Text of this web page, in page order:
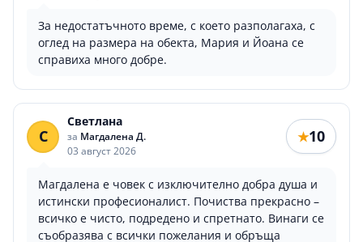
За недостатъчното време, с което разполагаха, с
оглед на размера на обекта, Мария и Йоана се
справиха много добре.
С
Светлана
за Магдалена Д.
03 август 2026
★10
Магдалена е човек с изключително добра душа и
истински професионалист. Почиства прекрасно –
всичко е чисто, подредено и спретнато. Винаги се
съобразява с всички пожелания и обръща